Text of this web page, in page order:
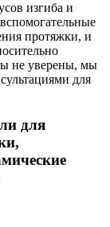
изгиба и
протяжки, и
не уверены, мы
для
для